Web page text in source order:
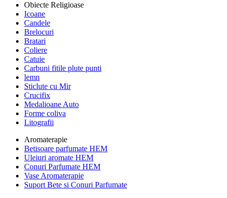
Obiecte Religioase
Icoane
Candele
Brelocuri
Bratari
Coliere
Catuie
Carbuni fitile plute punti
lemn
Sticlute cu Mir
Crucifix
Medalioane Auto
Forme coliva
Litografii
Aromaterapie
Betisoare parfumate HEM
Uleiuri aromate HEM
Conuri Parfumate HEM
Vase Aromaterapie
Suport Bete si Conuri Parfumate